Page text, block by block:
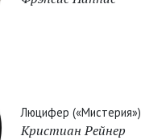
Люцифер («Мистерия»)
Кристиан Рейнер